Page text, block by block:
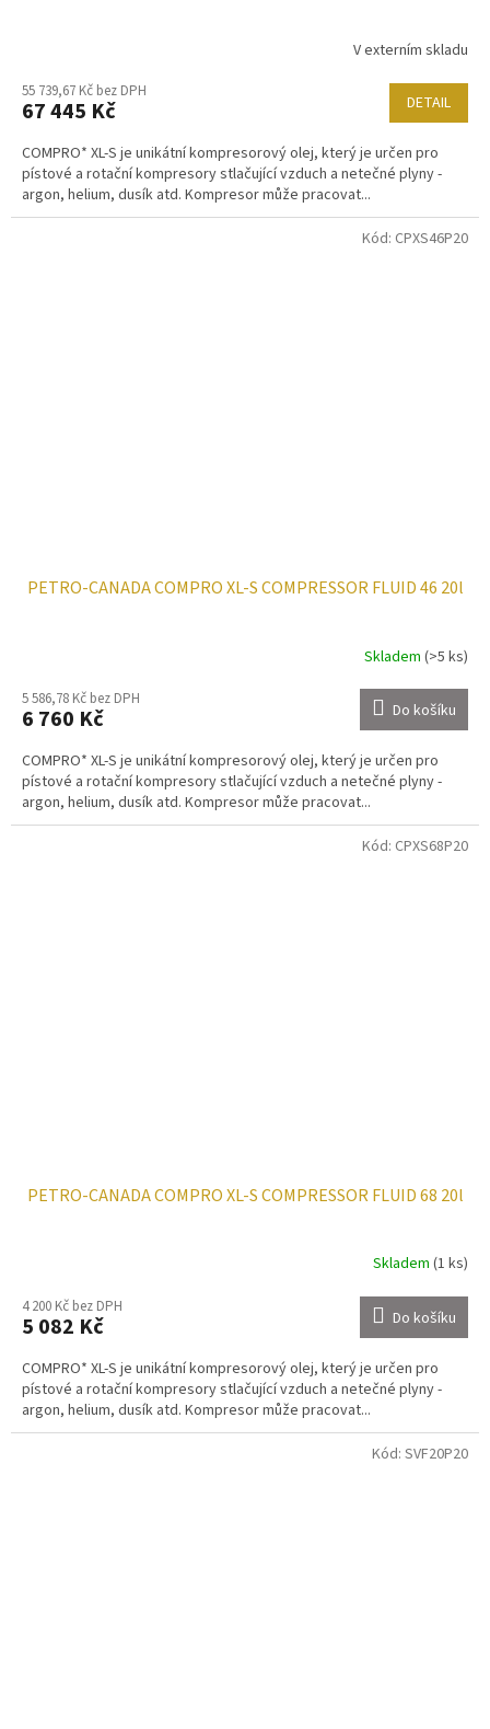
V externím skladu
55 739,67 Kč bez DPH
67 445 Kč DETAIL
COMPRO* XL-S je unikátní kompresorový olej, který je určen pro
pístové a rotační kompresory stlačující vzduch a netečné plyny -
argon, helium, dusík atd. Kompresor může pracovat...
PETRO-CANADA COMPRO XL-S COMPRESSOR FLUID 46 20l
Skladem (>5 ks)
5 586,78 Kč bez DPH
6 760 Kč Do košíku
COMPRO* XL-S je unikátní kompresorový olej, který je určen pro
pístové a rotační kompresory stlačující vzduch a netečné plyny -
argon, helium, dusík atd. Kompresor může pracovat...
Kód: CPXS46P20
PETRO-CANADA COMPRO XL-S COMPRESSOR FLUID 68 20l
Skladem (1 ks)
4 200 Kč bez DPH
5 082 Kč Do košíku
COMPRO* XL-S je unikátní kompresorový olej, který je určen pro
pístové a rotační kompresory stlačující vzduch a netečné plyny -
argon, helium, dusík atd. Kompresor může pracovat...
Kód: CPXS68P20
Kód: SVF20P20